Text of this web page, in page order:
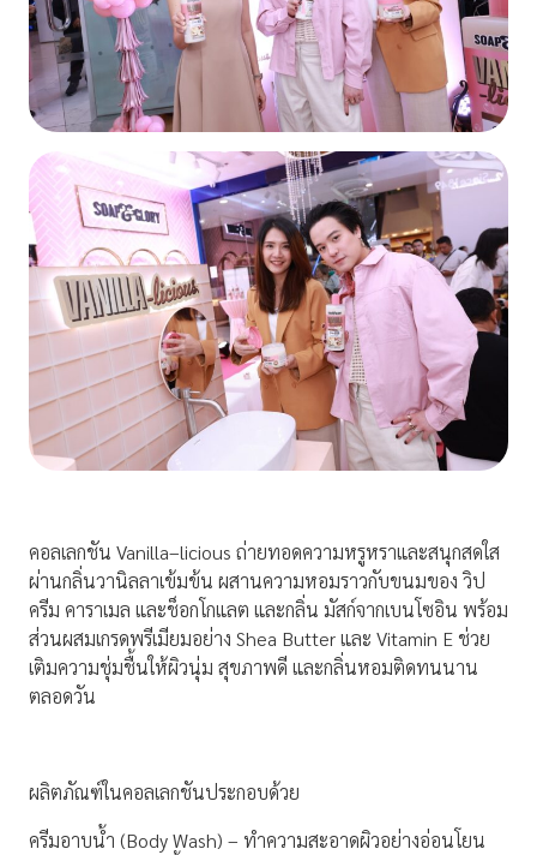
คอลเลกชัน Vanilla–licious ถ่ายทอดความหรูหราและสนุกสดใส
ผ่านกลิ่นวานิลลาเข้มข้น ผสานความหอมราวกับขนมของ วิป
ครีม คาราเมล และช็อกโกแลต และกลิ่น มัสก์จากเบนโซอิน พร้อม
ส่วนผสมเกรดพรีเมียมอย่าง Shea Butter และ Vitamin E ช่วย
เติมความชุ่มชื้นให้ผิวนุ่ม สุขภาพดี และกลิ่นหอมติดทนนาน
ตลอดวัน
ผลิตภัณฑ์ในคอลเลกชันประกอบด้วย
ครีมอาบน้ำ (Body Wash) – ทำความสะอาดผิวอย่างอ่อนโยน